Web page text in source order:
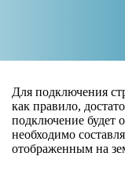
Для подключения
как правило,
подключение будет
необходимо
отображенным на